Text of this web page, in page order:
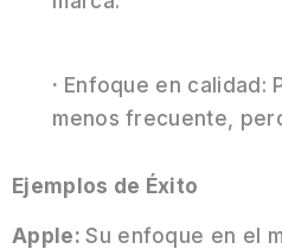
· Enfoque en calidad:
menos frecuente,
Ejemplos de Éxito
Apple:Su enfoque en el